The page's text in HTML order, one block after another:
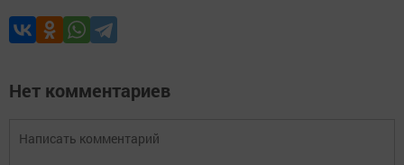
Нет комментариев